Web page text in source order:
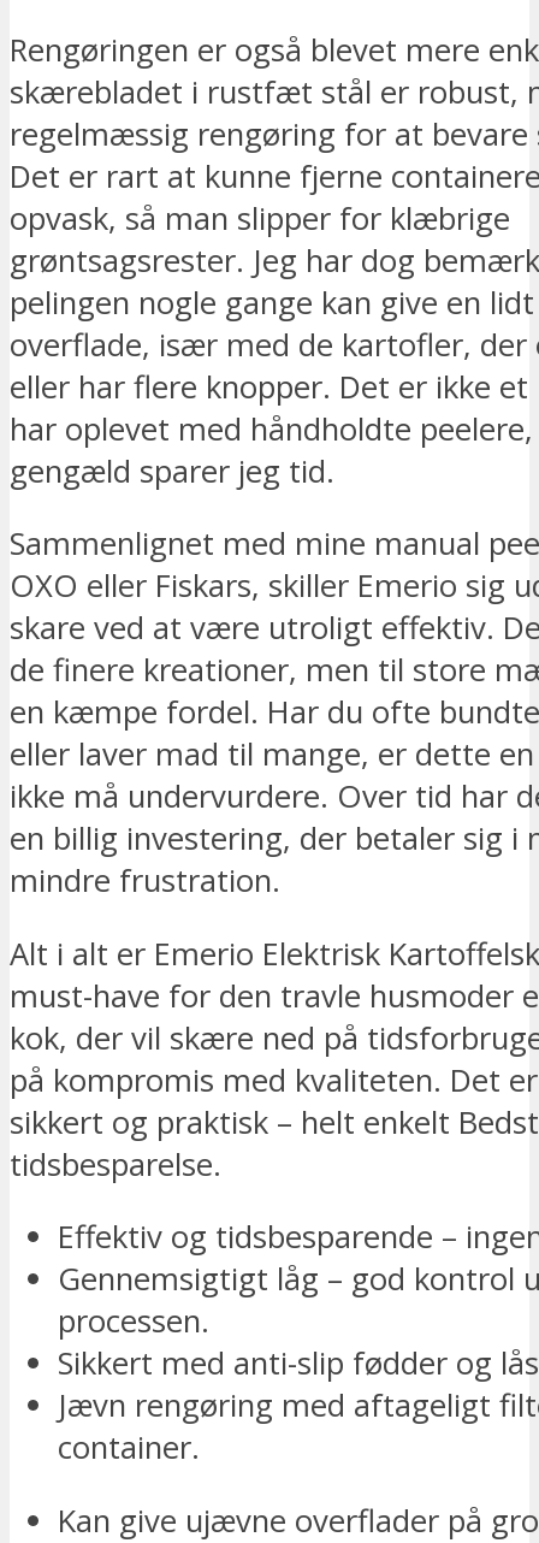
Rengøringen er også blevet mere
skærebladet i rustfæt stål er robust,
regelmæssig rengøring for at bevare
Det er rart at kunne fjerne
opvask, så man slipper for klæbrige
grøntsagsrester. Jeg har dog
pelingen nogle gange kan give en
overflade, især med de kartofler,
eller har flere knopper. Det er ikke
har oplevet med håndholdte
gengæld sparer jeg tid.
Sammenlignet med mine manual
OXO eller Fiskars, skiller Emerio sig
skare ved at være utroligt effektiv.
de finere kreationer, men til store
en kæmpe fordel. Har du ofte
eller laver mad til mange, er dette
ikke må undervurdere. Over tid har
en billig investering, der betaler sig i
mindre frustration.
Alt i alt er Emerio Elektrisk
must-have for den travle husmoder
kok, der vil skære ned på
på kompromis med kvaliteten. Det
sikkert og praktisk – helt enkelt
tidsbesparelse.
Effektiv og tidsbesparende –
Gennemsigtigt låg – god kontrol
processen.
Sikkert med anti-slip fødder og
Jævn rengøring med aftageligt
container.
Kan give ujævne overflader på